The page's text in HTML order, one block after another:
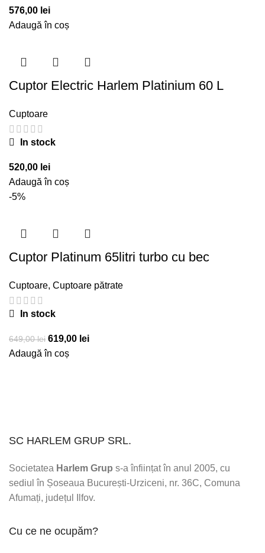
576,00 lei
Adaugă în coș
Cuptor Electric Harlem Platinium 60 L
Cuptoare
In stock
520,00 lei
Adaugă în coș
-5%
Cuptor Platinum 65litri turbo cu bec
Cuptoare, Cuptoare pătrate
In stock
649,00lei Prețul
inițial
619,00 leiPrețul
Adaugă în coș
SC HARLEM GRUP SRL.
Societatea Harlem Grup s-a înființat în anul 2005, cu
sediul în Șoseaua București-Urziceni, nr. 36C, Comuna
Afumați, județul Ilfov.
Cu ce ne ocupăm?